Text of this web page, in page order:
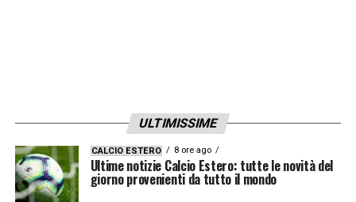
ULTIMISSIME
CALCIO ESTERO 8 ore ago
Ultime notizie Calcio Estero: tutte le novità del
giorno provenienti da tutto il mondo